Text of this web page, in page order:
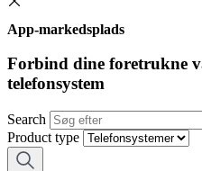
App-markedsplads
Forbind dine foretrukne
telefonsystem
Search
Product type